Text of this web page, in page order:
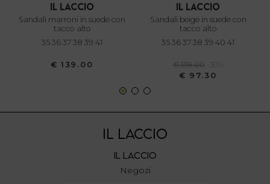
pubblicità e social media, i quali potrebbero combinarle
con altre informazioni che ha fornito loro o che hanno
raccolto dal suo utilizzo dei loro servizi.
il laccio
sandali marroni in suede con
tacco alto
35 36 37 38 39 41
€ 139.00
il laccio
sandali beige in suede con
tacco alto
35 36 37 38 39 40 41
€ 139.00
-30%
€ 97.30
IL LACCIO
IL LACCIO
Negozi